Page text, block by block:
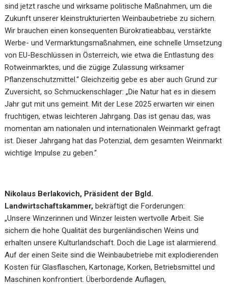
sind jetzt rasche und wirksame politische Maßnahmen, um die
Zukunft unserer kleinstrukturierten Weinbaubetriebe zu sichern.
Wir brauchen einen konsequenten Bürokratieabbau, verstärkte
Werbe- und Vermarktungsmaßnahmen, eine schnelle Umsetzung
von EU-Beschlüssen in Österreich, wie etwa die Entlastung des
Rotweinmarktes, und die zügige Zulassung wirksamer
Pflanzenschutzmittel.“ Gleichzeitig gebe es aber auch Grund zur
Zuversicht, so Schmuckenschlager: „Die Natur hat es in diesem
Jahr gut mit uns gemeint. Mit der Lese 2025 erwarten wir einen
fruchtigen, etwas leichteren Jahrgang. Das ist genau das, was
momentan am nationalen und internationalen Weinmarkt gefragt
ist. Dieser Jahrgang hat das Potenzial, dem gesamten Weinmarkt
wichtige Impulse zu geben.“
Nikolaus Berlakovich, Präsident der Bgld.
Landwirtschaftskammer, bekräftigt die Forderungen:
„Unsere Winzerinnen und Winzer leisten wertvolle Arbeit. Sie
sichern die hohe Qualität des burgenländischen Weins und
erhalten unsere Kulturlandschaft. Doch die Lage ist alarmierend.
Auf der einen Seite sind die Weinbaubetriebe mit explodierenden
Kosten für Glasflaschen, Kartonage, Korken, Betriebsmittel und
Maschinen konfrontiert.Überbordende Auflagen,